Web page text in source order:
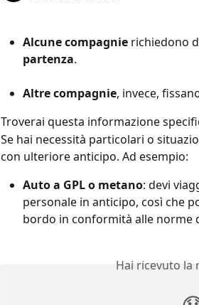
Alcune compagnie richiedono
partenza.
Altre compagnie, invece,
Troverai questa informazione
Se hai necessità particolari o
con ulteriore anticipo. Ad esempio:
Auto a GPL o metano: devi
personale in anticipo, così che
bordo in conformità alle norme
Hai ricevuto la